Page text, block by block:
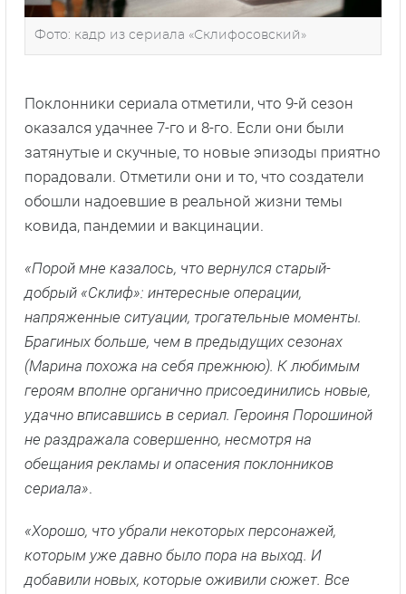
Фото: кадр из сериала «Склифосовский»
Поклонники сериала отметили, что 9-й сезон
оказался удачнее 7-го и 8-го. Если они были
затянутые и скучные, то новые эпизоды приятно
порадовали. Отметили они и то, что создатели
обошли надоевшие в реальной жизни темы
ковида, пандемии и вакцинации.
«Порой мне казалось, что вернулся старый-
добрый «Склиф»: интересные операции,
напряженные ситуации, трогательные моменты.
Брагиных больше, чем в предыдущих сезонах
(Марина похожа на себя прежнюю). К любимым
героям вполне органично присоединились новые,
удачно вписавшись в сериал. Героиня Порошиной
не раздражала совершенно, несмотря на
обещания рекламы и опасения поклонников
сериала».
«Хорошо, что убрали некоторых персонажей,
которым уже давно было пора на выход. И
добавили новых, которые оживили сюжет. Все